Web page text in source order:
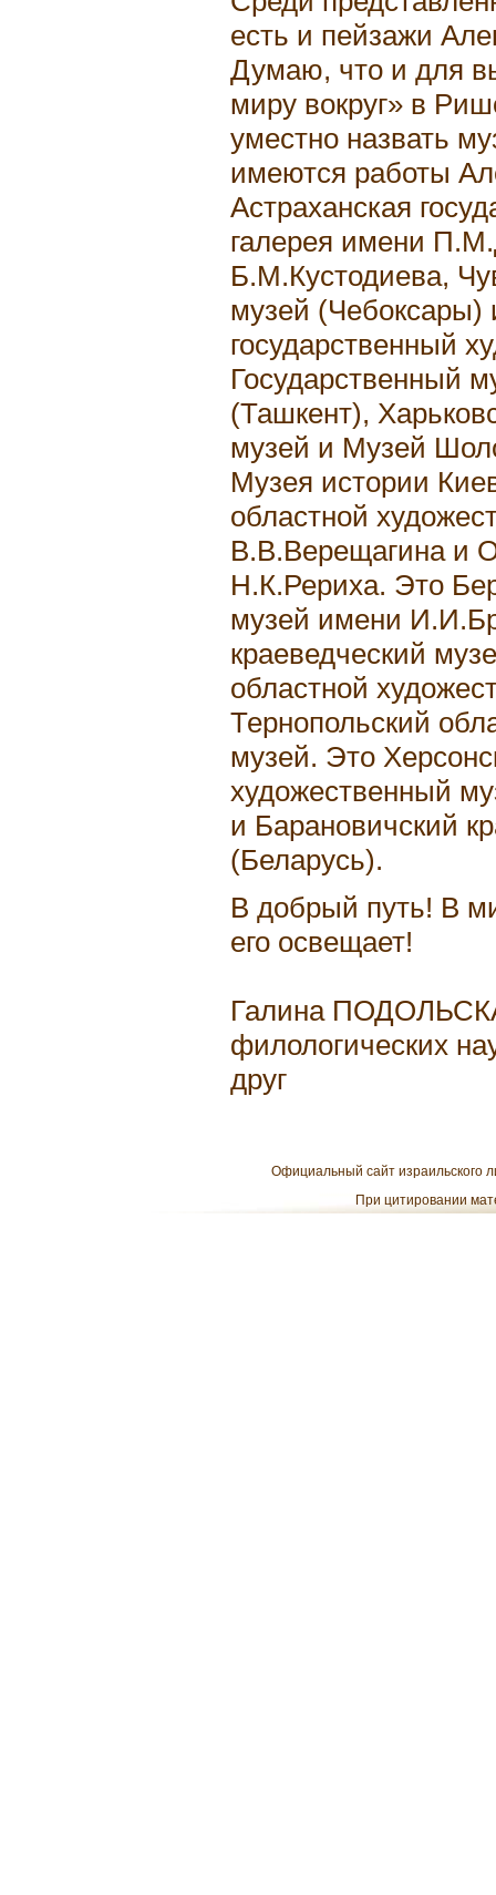
есть и пейзажи
Думаю, что и для
миру вокруг» в
уместно назвать
имеются работы
Астраханская
галерея имени
Б.М.Кустодиева,
музей (Чебоксары)
государственный
Государственный
(Ташкент),
музей и Музей
Музея истории
областной
В.В.Верещагина и
Н.К.Рериха. Это
музей имени
краеведческий
областной
Тернопольский
музей. Это
художественный
и Барановичский
(Беларусь).
В добрый путь! В
его освещает!
Галина
филологических
друг
Официальный сайт израильского
При цитировании